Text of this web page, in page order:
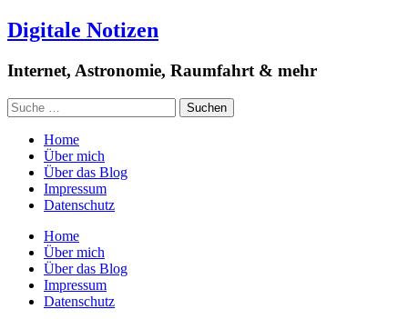
Digitale Notizen
Internet, Astronomie, Raumfahrt & mehr
Home
Über mich
Über das Blog
Impressum
Datenschutz
Home
Über mich
Über das Blog
Impressum
Datenschutz